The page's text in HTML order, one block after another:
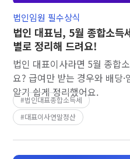
법인 대표님, 5월 종합소득
별로 정리해 드려요!
법인 대표이사라면 5월 종합
요? 급여만 받는 경우와 배당
알기 쉽게 정리했어요.
법인임원 필수상식
법인대표종합소득세
대표이사연말정산